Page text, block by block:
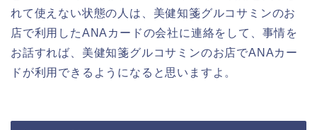
れて使えない状態の人は、美健知箋グルコサミンのお
店で利用したANAカードの会社に連絡をして、事情を
お話すれば、美健知箋グルコサミンのお店でANAカー
ドが利用できるようになると思いますよ。